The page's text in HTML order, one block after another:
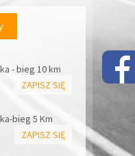
- bieg 10 km
ZAPISZ SIĘ
bieg 5 Km
ZAPISZ SIĘ